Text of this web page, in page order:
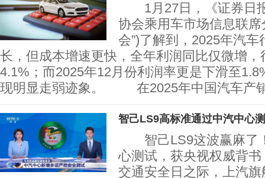
1月27日，《证券日
协会乘用车市场信息联席
会”)了解到，2025年汽
长，但成本增速更快，全年利润同比仅微增，
4.1%；而2025年12月份利润率更是下滑至
现明显走弱迹象。 在2025年中国汽车产
智己LS9高标准通过中汽中心
智己LS9这波赢麻了
心测试，获央视权威
交通安全日之际，上汽